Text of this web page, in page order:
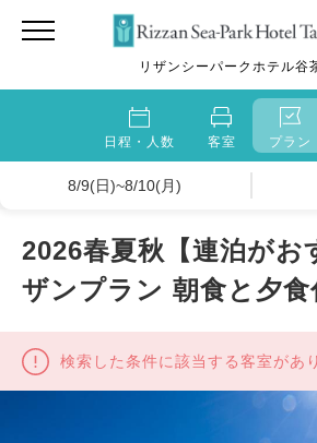
リザンシーパークホテル谷
日程・人数 客室 プラン
8/9(日)~8/10(月)
2026春夏秋【連泊がお
ザンプラン 朝食と夕食
検索した条件に該当する客室があ